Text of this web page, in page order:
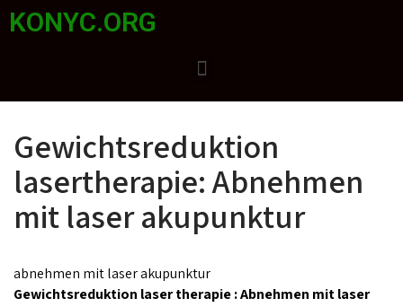
KONYC.ORG
Gewichtsreduktion
lasertherapie: Abnehmen
mit laser akupunktur
abnehmen mit laser akupunktur
Gewichtsreduktion laser therapie : Abnehmen mit laser